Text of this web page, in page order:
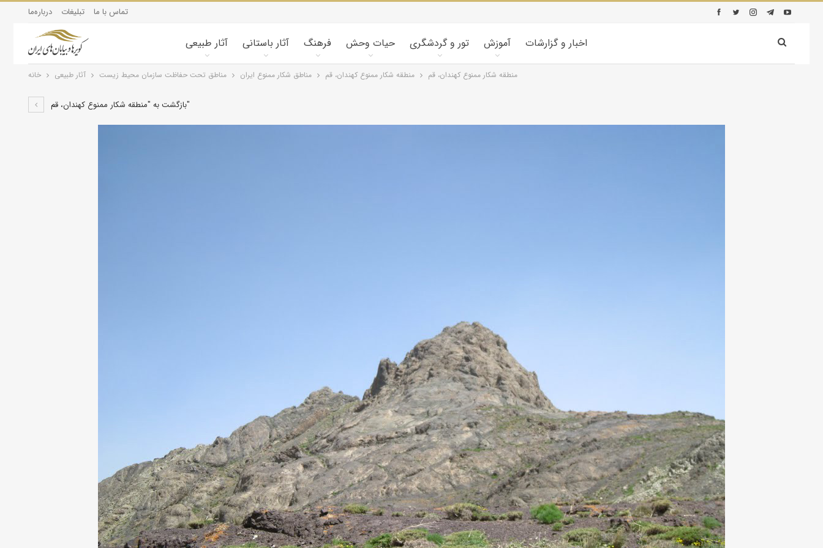
درباره‌ما تبلیغات تماس با ما
آثار طبیعی آثار باستانی فرهنگ حیات وحش تور و گردشگری آموزش اخبار و گزارشات
خانه آثار طبیعی مناطق تحت حفاظت سازمان محیط زیست مناطق شکار ممنوع ایران منطقه شکار ممنوع کهندان، قم منطقه شکار ممنوع کهندان، قم
بازگشت به "منطقه شکار ممنوع کهندان، قم"